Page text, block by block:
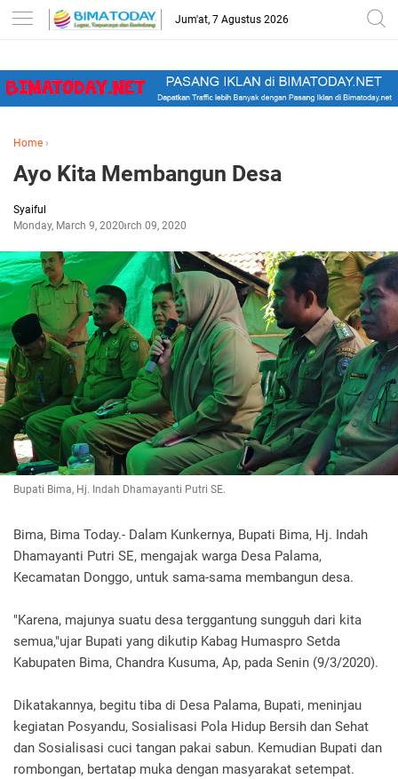
-->
Jum'at, 7 Agustus 2026
Home ›
Ayo Kita Membangun Desa
Syaiful
Monday, March 9, 2020March 09, 2020
Bupati Bima, Hj. Indah Dhamayanti Putri SE.
Bima, Bima Today.- Dalam Kunkernya, Bupati Bima, Hj. Indah
Dhamayanti Putri SE, mengajak warga Desa Palama,
Kecamatan Donggo, untuk sama-sama membangun desa.
"Karena, majunya suatu desa terggantung sungguh dari kita
semua,"ujar Bupati yang dikutip Kabag Humaspro Setda
Kabupaten Bima, Chandra Kusuma, Ap, pada Senin (9/3/2020).
Dikatakannya, begitu tiba di Desa Palama, Bupati, meninjau
kegiatan Posyandu, Sosialisasi Pola Hidup Bersih dan Sehat
dan Sosialisasi cuci tangan pakai sabun. Kemudian Bupati dan
rombongan, bertatap muka dengan masyarakat setempat.